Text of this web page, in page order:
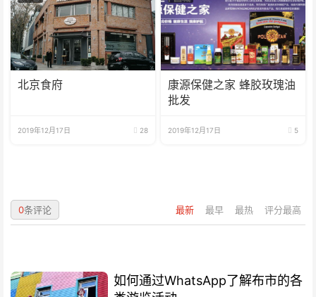
北京食府
2019年12月17日 28
康源保健之家 蜂胶玫瑰油
批发
2019年12月17日 5
最新 最早 最热 评分最高
0条评论
如何通过WhatsApp了解布市的各